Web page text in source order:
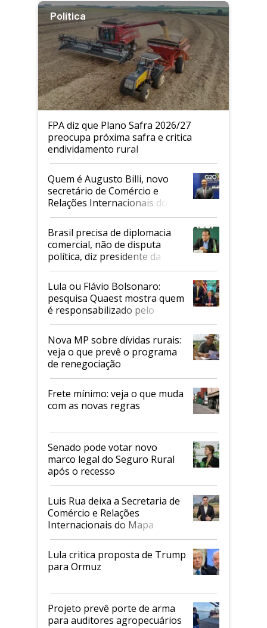
Política
FPA diz que Plano Safra 2026/27
preocupa próxima safra e critica
endividamento rural
Quem é Augusto Billi, novo
secretário de Comércio e
Relações Internacionais do
Mapa
Brasil precisa de diplomacia
comercial, não de disputa
política, diz presidente da
Faesp
Lula ou Flávio Bolsonaro:
pesquisa Quaest mostra quem
é responsabilizado pelo
tarifaço dos EUA
Nova MP sobre dívidas rurais:
veja o que prevê o programa
de renegociação
Frete mínimo: veja o que muda
com as novas regras
Senado pode votar novo
marco legal do Seguro Rural
após o recesso
Luis Rua deixa a Secretaria de
Comércio e Relações
Internacionais do Mapa
Lula critica proposta de Trump
para Ormuz
Projeto prevê porte de arma
para auditores agropecuários